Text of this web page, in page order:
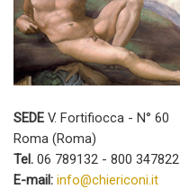
SEDE V. Fortifiocca - N° 60
Roma (Roma)
Tel. 06 789132 - 800 347822
E-mail: info@chiericoni.it